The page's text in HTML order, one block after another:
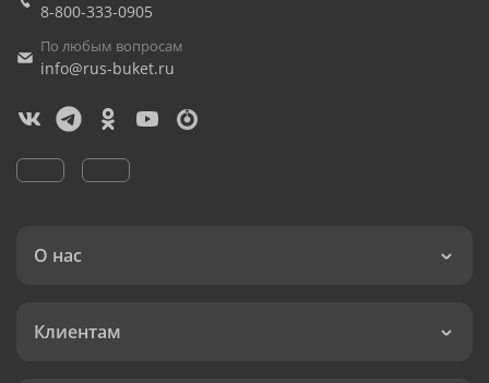
8-800-333-0905
По любым вопросам
info@rus-buket.ru
О нас
Клиентам